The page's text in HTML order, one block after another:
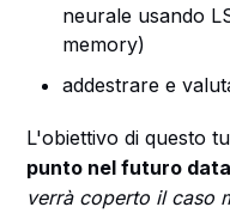
neurale usando
memory)
addestrare e
L'obiettivo di questo
punto nel futuro
verrà coperto il caso